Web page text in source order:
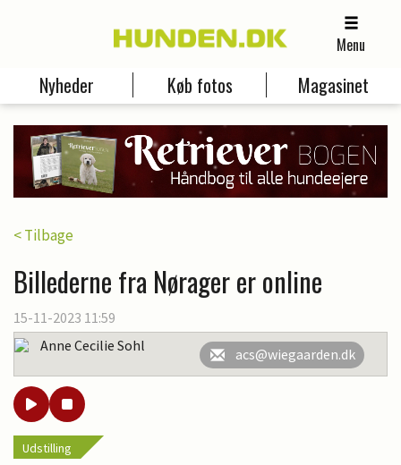
Menu
Nyheder Køb fotos Magasinet
< Tilbage
Billederne fra Nørager er online
15-11-2023 11:59
Anne Cecilie Sohl
acs@wiegaarden.dk
Udstilling